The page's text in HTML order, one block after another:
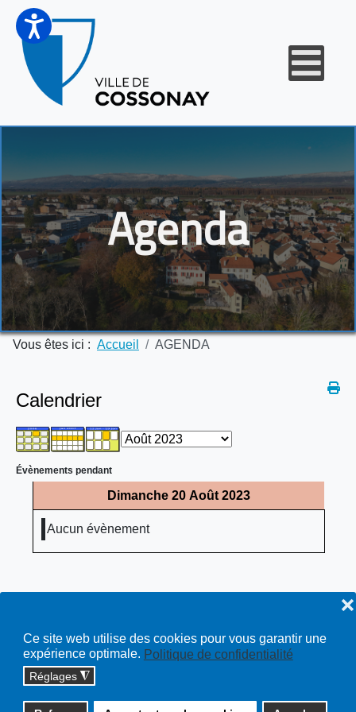
Ce site web utilise des cookies pour vous garantir une
expérience optimale. Politique de confidentialité
Réglages ◮
❌
Agenda
Vous êtes ici : Accueil AGENDA
Calendrier
Évènements pendant
Dimanche 20 Août 2023
Aucun évènement
Copyright © 2026 cossonay.ch - tous droits réservés | site :